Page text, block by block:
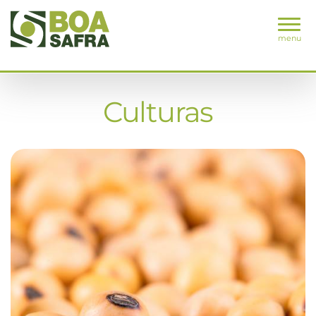
menu
Culturas